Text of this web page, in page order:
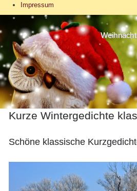
Impressum
Kurze Wintergedichte
Schöne klassische